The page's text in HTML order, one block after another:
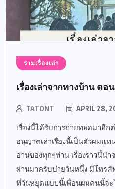
รวมเรื่องเล่า
เรื่องเล่าจากทางบ้าน ต
TATONT APRIL 28,
เรื่องนี้ได้รับการถ่ายทอดมาอี
อนุญาตเล่าเรื่องนี้เป็นตัวผมแ
อ่านของทุกๆท่าน เรื่องราวนี้น่
ผ่านมาครับบ่ายวันหนึ่ง มีโทรศั
ที่วันหยุดแบบนี้เพื่อนผมคนนี้จะ